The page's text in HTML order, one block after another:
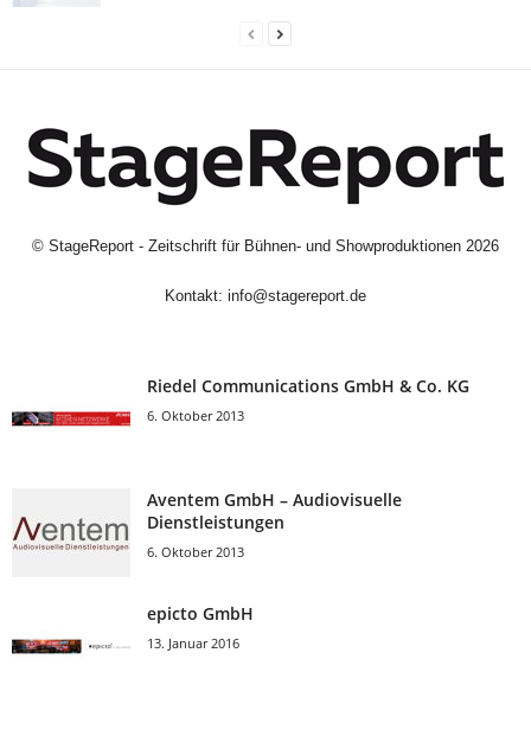
© StageReport - Zeitschrift für Bühnen- und Showproduktionen 2026
Kontakt: info@stagereport.de
Riedel Communica­tions GmbH & Co. KG
6. Oktober 2013
Aventem GmbH – Audiovisuelle
Dienstleistungen
6. Oktober 2013
epicto GmbH
13. Januar 2016